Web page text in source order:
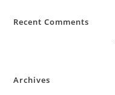
Recent Comments
Archives